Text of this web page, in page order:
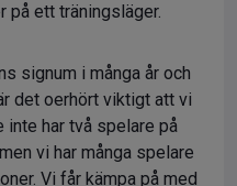
på ett träningsläger.
signum i många år och
det oerhört viktigt att vi
inte har två spelare på
vi har många spelare
Vi får kämpa på med